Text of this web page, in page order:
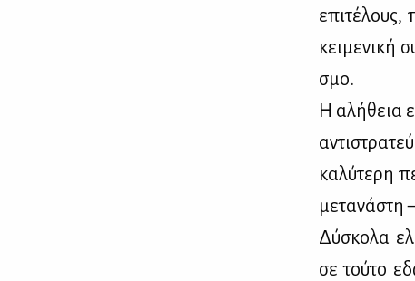
επι­τέ­λους,
κει­με­νι­κή
σμο.
Η αλή­θεια
κα­λύ­τε­ρη
με­τα­νά­στη
Δύ­σκο­λα
σε τού­το